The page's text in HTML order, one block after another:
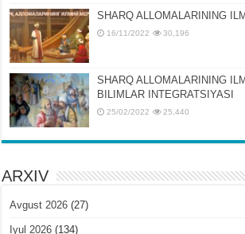
SHARQ ALLOMALARINING
16/11/2022 30,196
SHARQ ALLOMALARINING
BILIMLAR INTЕGRATSIYASI
25/02/2022 25,440
ARXIV
Avgust 2026 (27)
Iyul 2026 (134)